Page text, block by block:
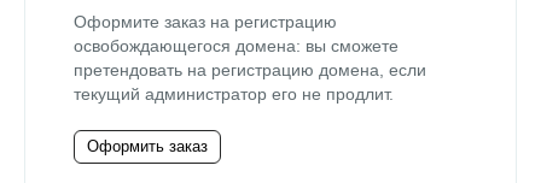
Оформите заказ на регистрацию
освобождающегося домена: вы сможете
претендовать на регистрацию домена, если
текущий администратор его не продлит.
Оформить заказ